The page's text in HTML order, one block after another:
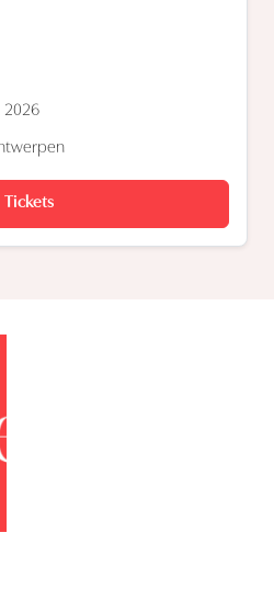
2026
Tickets